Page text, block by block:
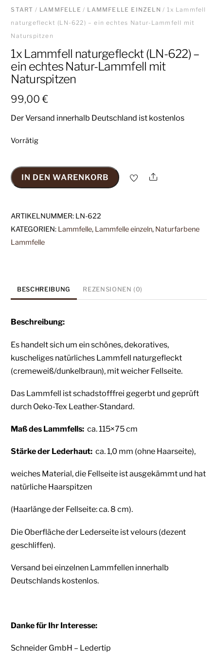
START / LAMMFELLE / LAMMFELLE EINZELN / 1x Lammfell
naturgefleckt (LN-622) – ein echtes Natur-Lammfell mit
Naturspitzen
1x Lammfell naturgefleckt (LN-622) –
ein echtes Natur-Lammfell mit
Naturspitzen
99,00€
Der Versand innerhalb Deutschland ist kostenlos
Vorrätig
1x
Natur-
Lammfell
Naturspitzen
Menge
IN DEN WARENKORB Share
ARTIKELNUMMER: LN-622
KATEGORIEN: Lammfelle, Lammfelle einzeln, Naturfarbene
Lammfelle
BESCHREIBUNG REZENSIONEN (0)
Beschreibung:
Es handelt sich um ein schönes, dekoratives,
kuscheliges natürliches Lammfell naturgefleckt
(cremeweiß/dunkelbraun), mit weicher Fellseite.
Das Lammfell ist schadstofffrei gegerbt und geprüft
durch Oeko-Tex Leather-Standard.
Maß des Lammfells: ca. 115×75 cm
Stärke der Lederhaut: ca. 1,0 mm (ohne Haarseite),
weiches Material, die Fellseite ist ausgekämmt und hat
natürliche Haarspitzen
(Haarlänge der Fellseite: ca. 8 cm).
Die Oberfläche der Lederseite ist velours (dezent
geschliffen).
Versand bei einzelnen Lammfellen innerhalb
Deutschlands kostenlos.
Danke für Ihr Interesse:
Schneider GmbH – Ledertip